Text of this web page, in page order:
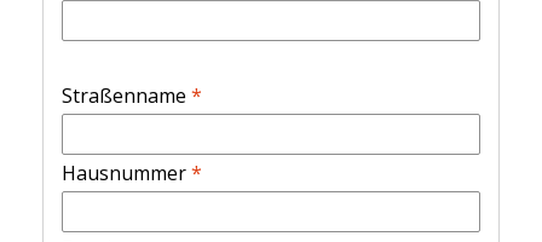
Straßenname *
Hausnummer*